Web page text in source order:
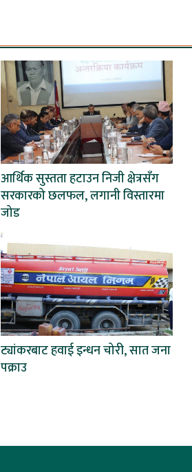
आर्थिक सुस्तता हटाउन निजी क्षेत्रसँग
सरकारको छलफल, लगानी विस्तारमा
जोड
ट्यांकरबाट हवाई इन्धन चोरी, सात जना
पक्राउ